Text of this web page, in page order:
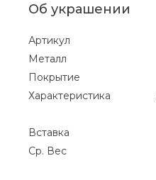
Об украшении
Артикул
Металл
Покрытие
Характеристика
Вставка
Ср. Вес